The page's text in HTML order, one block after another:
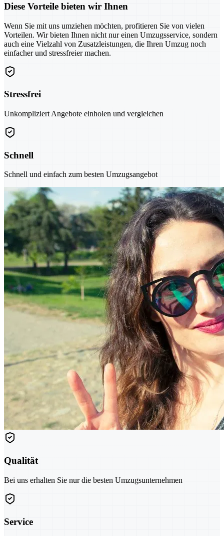
Diese Vorteile bieten wir Ihnen
Wenn Sie mit uns umziehen möchten, profitieren Sie von vielen
Vorteilen. Wir bieten Ihnen nicht nur einen Umzugsservice, sondern
auch eine Vielzahl von Zusatzleistungen, die Ihren Umzug noch
einfacher und stressfreier machen.
Stressfrei
Unkompliziert Angebote einholen und vergleichen
Schnell
Schnell und einfach zum besten Umzugsangebot
Qualität
Bei uns erhalten Sie nur die besten Umzugsunternehmen
Service